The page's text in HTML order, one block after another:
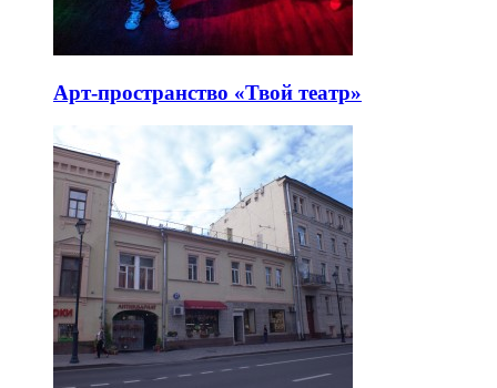
Арт-пространство «Твой театр»